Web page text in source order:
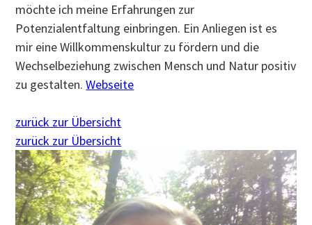
möchte ich meine Erfahrungen zur
Potenzialentfaltung einbringen. Ein Anliegen ist es
mir eine Willkommenskultur zu fördern und die
Wechselbeziehung zwischen Mensch und Natur positiv
zu gestalten.Webseite
zurück zur Übersicht
zurück zur Übersicht